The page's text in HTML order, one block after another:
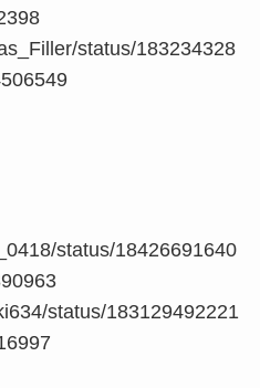
status/183234328
status/18426691640
status/183129492221